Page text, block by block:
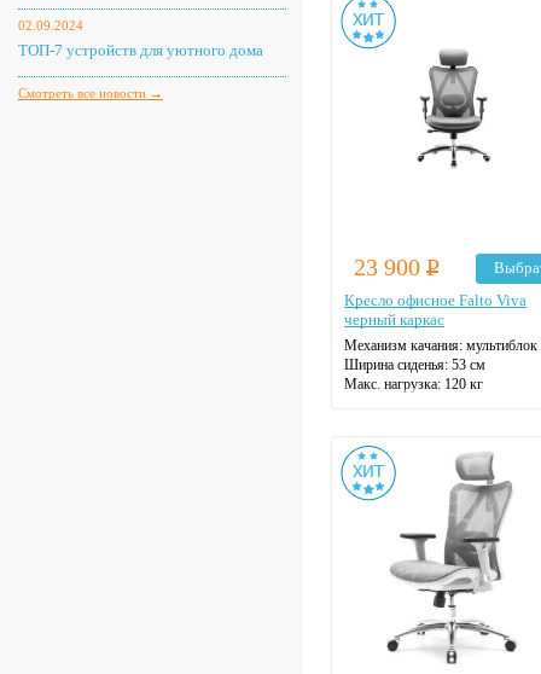
02.09.2024
ТОП-7 устройств для уютного дома
Смотреть все новости →
Крестовина: металлическая
Цвет: серый
23 900 Р
Кресло офисное Falto Viva
черный каркас
Механизм качания: мультиблок
Ширина сиденья: 53 см
Макс. нагрузка: 120 кг
Регулировка высоты
Крестовина: алюминиевая
Цвет: на выбор